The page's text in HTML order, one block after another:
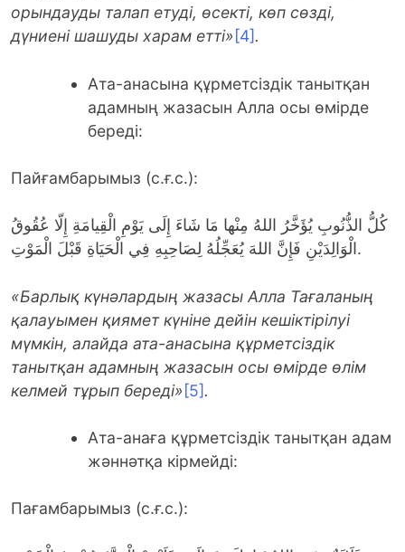
орындауды талап етуді, өсекті, көп сөзді,
дүниені шашуды харам етті» [4].
Ата-анасына құрметсіздік танытқан
адамның жазасын Алла осы өмірде
береді:
Пайғамбарымыз (с.ғ.с.):
كُلُّ الذُّنُوبِ يُؤَخَّرُ اللهُ مِنْها مَا شَاءَ إِلَى يَوْمِ الْقِيامَةِ إِلّا عُقُوقُ
الْوَالِدَيْنِ فَإِنَّ اللهَ يُعَجِّلُهُ لِصَاحِبِهِ فِي الْحَيَاةِ قَبْلَ الْمَوْتِ.
«Барлық күнәлардың жазасы Алла Тағаланың
қалауымен қиямет күніне дейін кешіктірілуі
мүмкін, алайда ата-анасына құрметсіздік
танытқан адамның жазасын осы өмірде өлім
келмей тұрып береді»[5].
Ата-анаға құрметсіздік танытқан адам
жәннәтқа кірмейді:
Пағамбарымыз (с.ғ.с.):